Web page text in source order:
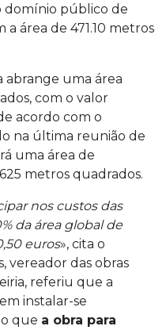
domínio público de
área de 471.10 metros
abrange uma área
com o valor
acordo com o
na última reunião de
uma área de
metros quadrados.
nos custos das
da área global de
euros», cita o
vereador das obras
referiu que a
instalar-se
que a obra para